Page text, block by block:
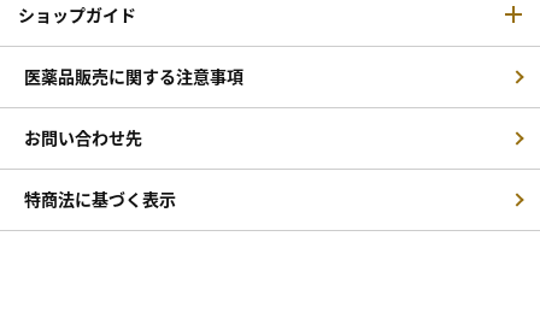
ショップガイド
医薬品販売に関する注意事項
お問い合わせ先
特商法に基づく表示